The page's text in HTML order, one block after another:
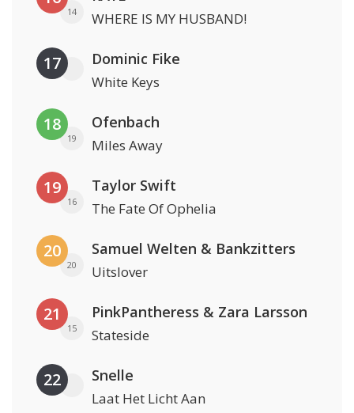
14 WHERE IS MY HUSBAND!
17 Dominic Fike
White Keys
18
19
Ofenbach
Miles Away
19
16
Taylor Swift
The Fate Of Ophelia
20
20
Samuel Welten & Bankzitters
Uitslover
21
15
PinkPantheress & Zara Larsson
Stateside
22 Snelle
Laat Het Licht Aan